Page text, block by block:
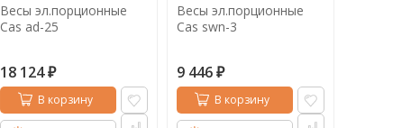
Весы эл.порционные
Cas ad-25
18 124 ₽
В корзину
Весы эл.порционные
Cas swn-3
9 446 ₽
В корзину